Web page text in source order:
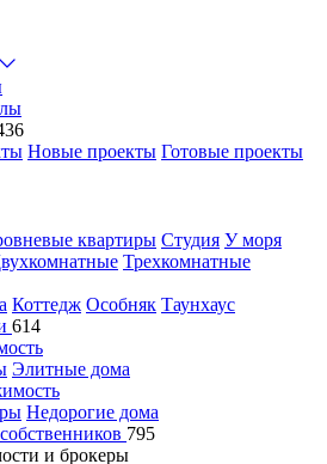
Новые проекты Готовые проекты
квартиры Студия У моря
Трехкомнатные
Коттедж Особняк Таунхаус
614
Элитные дома
Недорогие дома
795
и брокеры